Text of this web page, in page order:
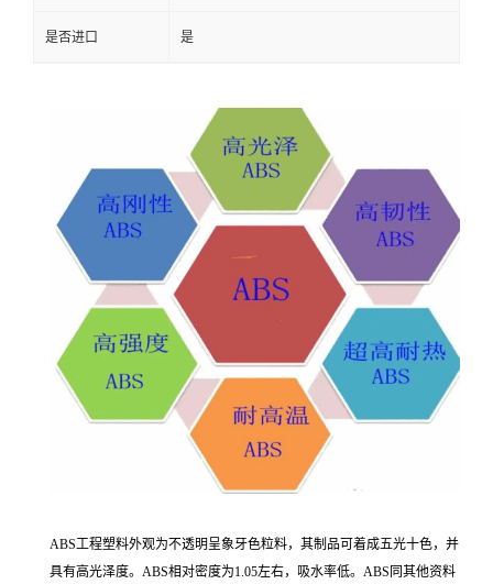
是否进口 是
ABS工程塑料外观为不透明呈象牙色粒料，其制品可着成五光十色，并
具有高光泽度。ABS相对密度为1.05左右，吸水率低。ABS同其他资料